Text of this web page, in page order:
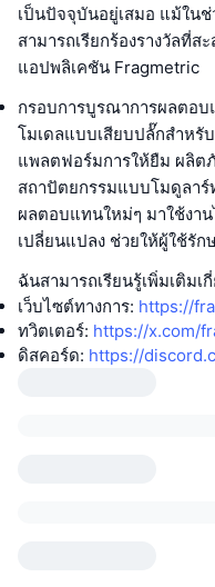
เป็นปัจจุบันอยู่เสมอ แม้ใน
สามารถเรียกร้องรางวัลที่ส
แอปพลิเคชัน Fragmetric
กรอบการบูรณาการผลตอ
โมเดลแบบเสียบปลั๊กสำหรั
แพลตฟอร์มการให้ยืม ผลิต
สถาปัตยกรรมแบบโมดูลาร์
ผลตอบแทนใหม่ๆ มาใช้งา
เปลี่ยนแปลง ช่วยให้ผู้ใช้รั
ฉันสามารถเรียนรู้เพิ่มเติม
เว็บไซต์ทางการ: https://
ทวิตเตอร์: https://x.com/
ดิสคอร์ด: https://